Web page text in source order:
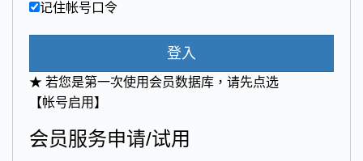
记住帐号口令
登入
★ 若您是第一次使用会员数据库，请先点选
【帐号启用】
会员服务申请/试用